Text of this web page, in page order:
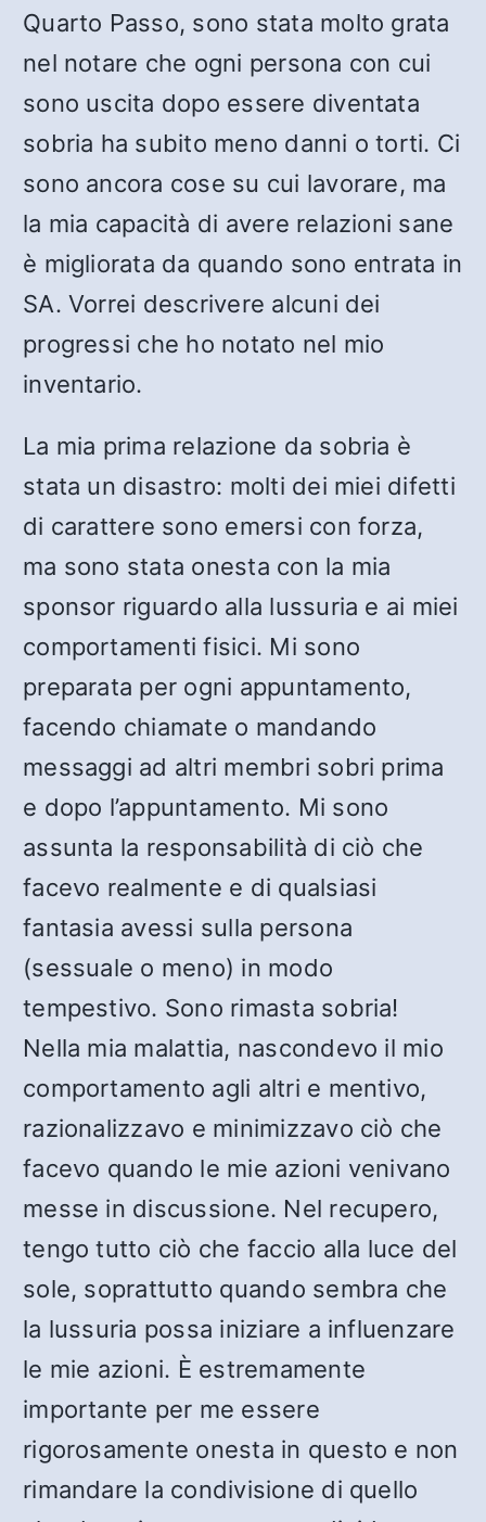
Quarto Passo, sono stata molto grata
nel notare che ogni persona con cui
sono uscita dopo essere diventata
sobria ha subito meno danni o torti. Ci
sono ancora cose su cui lavorare, ma
la mia capacità di avere relazioni sane
è migliorata da quando sono entrata in
SA. Vorrei descrivere alcuni dei
progressi che ho notato nel mio
inventario.
La mia prima relazione da sobria è
stata un disastro: molti dei miei difetti
di carattere sono emersi con forza,
ma sono stata onesta con la mia
sponsor riguardo alla lussuria e ai miei
comportamenti fisici. Mi sono
preparata per ogni appuntamento,
facendo chiamate o mandando
messaggi ad altri membri sobri prima
e dopo l’appuntamento. Mi sono
assunta la responsabilità di ciò che
facevo realmente e di qualsiasi
fantasia avessi sulla persona
(sessuale o meno) in modo
tempestivo. Sono rimasta sobria!
Nella mia malattia, nascondevo il mio
comportamento agli altri e mentivo,
razionalizzavo e minimizzavo ciò che
facevo quando le mie azioni venivano
messe in discussione. Nel recupero,
tengo tutto ciò che faccio alla luce del
sole, soprattutto quando sembra che
la lussuria possa iniziare a influenzare
le mie azioni. È estremamente
importante per me essere
rigorosamente onesta in questo e non
rimandare la condivisione di quello